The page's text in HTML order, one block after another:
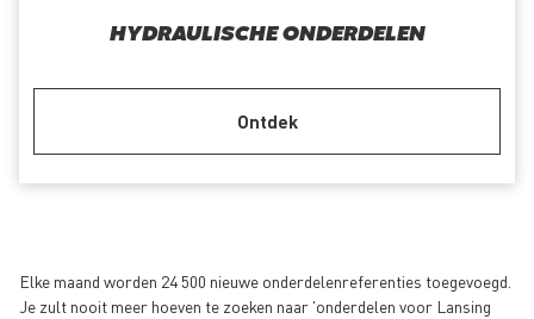
HYDRAULISCHE ONDERDELEN
Ontdek
Elke maand worden 24 500 nieuwe onderdelenreferenties toegevoegd.
Je zult nooit meer hoeven te zoeken naar 'onderdelen voor Lansing